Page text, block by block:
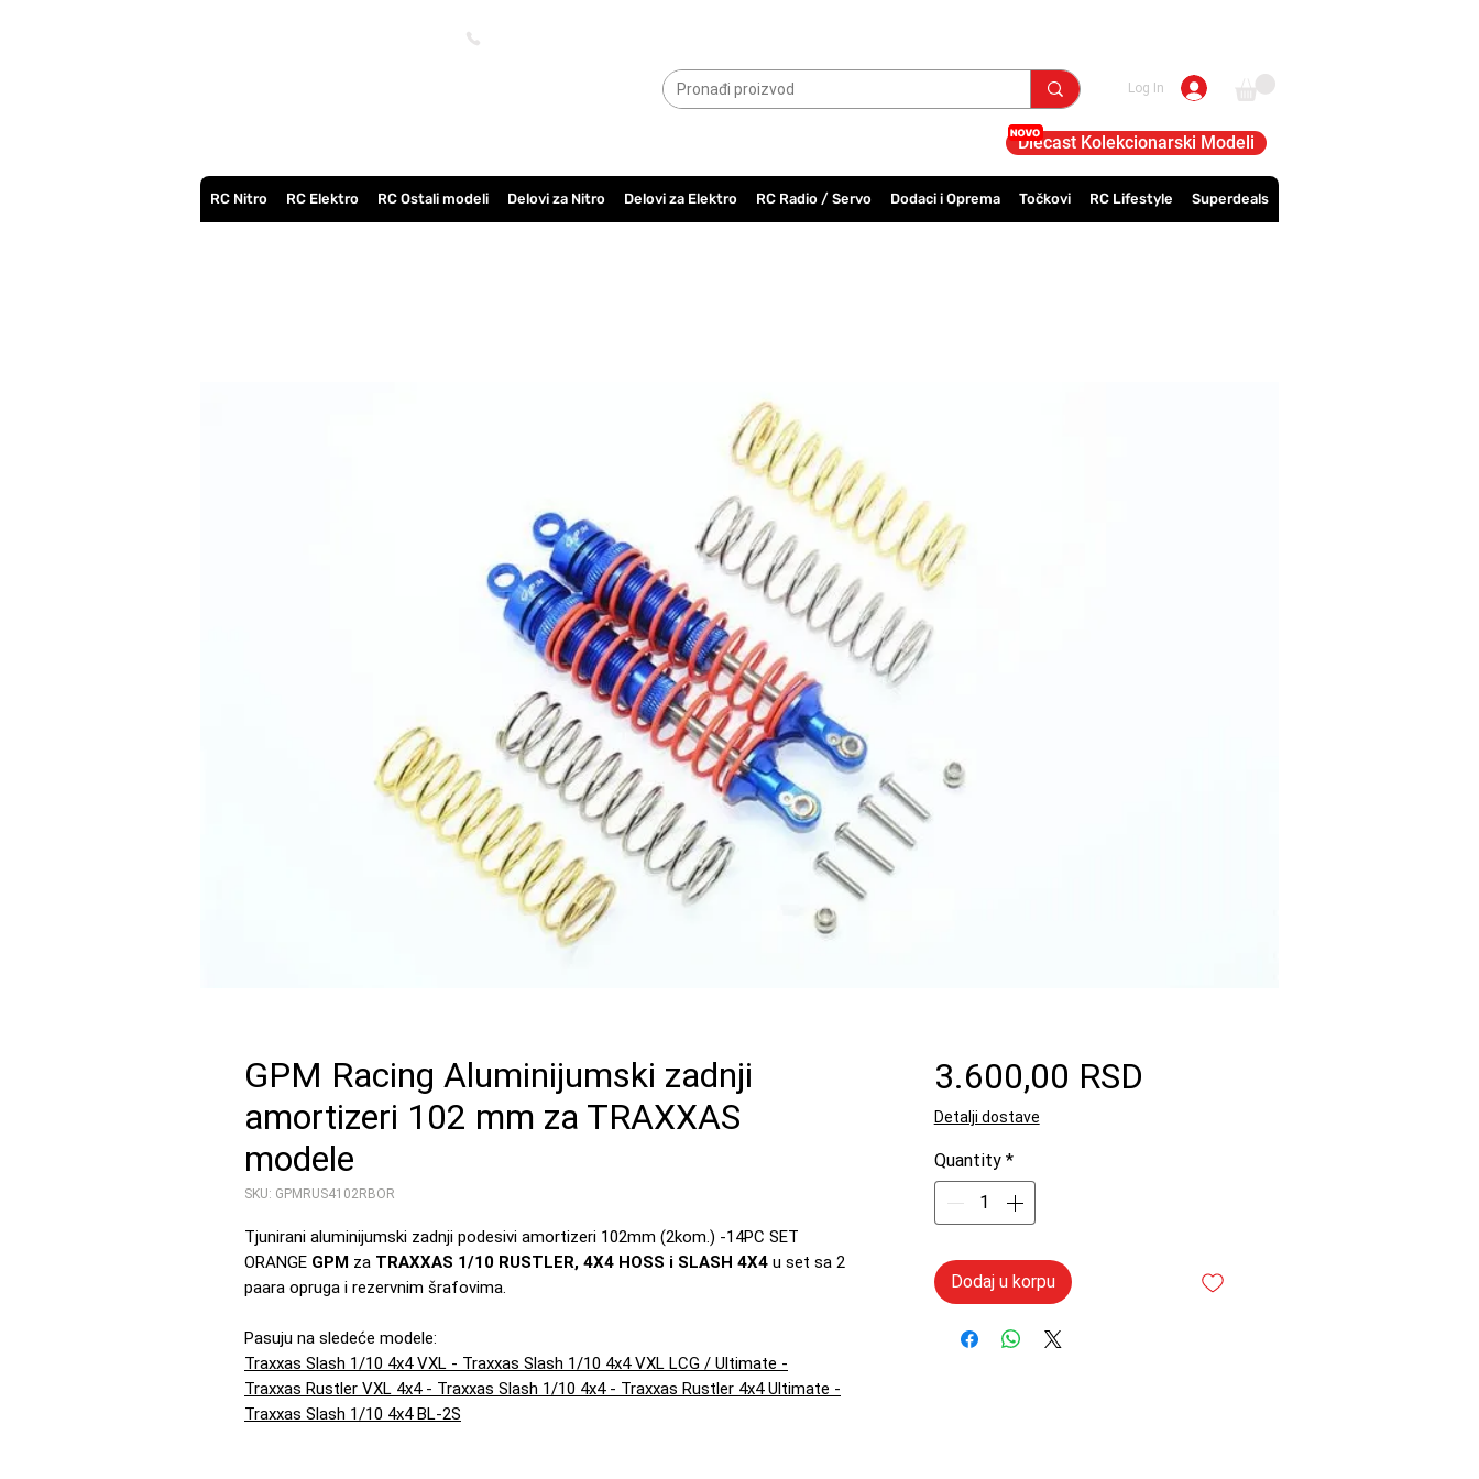
Log In
Diecast Kolekcionarski Modeli
RC Nitro RC Elektro RC Ostali modeli Delovi za Nitro Delovi za Elektro RC Radio / Servo Dodaci i Oprema Točkovi RC Lifestyle Superdeals
GPM Racing Aluminijumski zadnji
amortizeri 102 mm za TRAXXAS
modele
SKU: GPMRUS4102RBOR
Tjunirani aluminijumski zadnji podesivi amortizeri 102mm (2kom.) -14PC SET
ORANGE GPM za TRAXXAS 1/10 RUSTLER, 4X4 HOSS i SLASH 4X4 u set sa 2
paara opruga i rezervnim šrafovima.
Pasuju na sledeće modele:
Traxxas Slash 1/10 4x4 VXL - Traxxas Slash 1/10 4x4 VXL LCG / Ultimate -
Traxxas Rustler VXL 4x4 - Traxxas Slash 1/10 4x4 - Traxxas Rustler 4x4 Ultimate -
Traxxas Slash 1/10 4x4 BL-2S
3.600,00 RSD
Detalji dostave
Quantity *
Dodaj u korpu